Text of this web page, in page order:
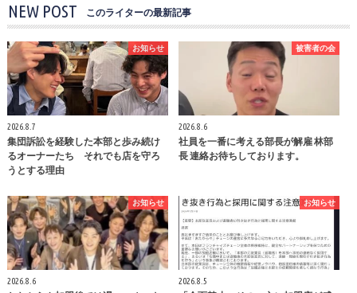
NEW POST このライターの最新記事
お知らせ
2026.8.7
集団訴訟を経験した本部と歩み続け
るオーナーたち それでも店を守ろ
うとする理由
被害者の会
2026.8.6
社員を一番に考える部長が解雇 林部
長 連絡お待ちしております。
お知らせ
2026.8.6
お知らせ
2026.8.5